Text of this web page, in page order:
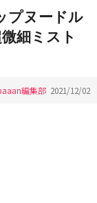
プヌードル
細ミスト
編集部 2021/12/02